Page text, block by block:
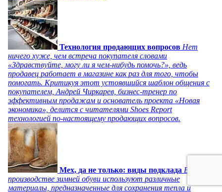
Технология продающих вопросов Нет
ничего хуже, чем встреча покупателя словами
«Здравствуйте, могу ли я чем-нибудь помочь?», ведь
продавец работает в магазине как раз для того, чтобы
помогать. Критикуя этот устоявшийся шаблон общения с
покупателем, Андрей Чиркарев, бизнес-тренер по
эффективным продажам и основатель проекта «Новая
экономика», делится с читателями Shoes Report
технологией по-настоящему продающих вопросов.
Мех, да не только: виды подклада В
производстве зимней обуви используют различные
материалы, предназначенные для сохранения тепла и